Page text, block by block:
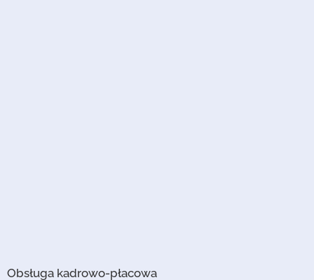
Obsługa kadrowo-płacowa